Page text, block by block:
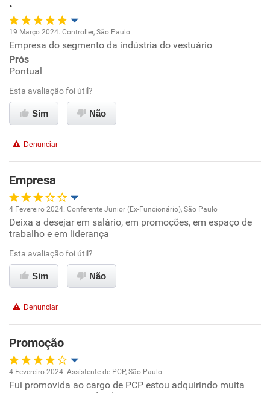
Não recomenda esta empresa
.
Oportunidade de promoção
Ambiente de trabalho
Conciliação com a vida familiar
19 Março 2024. Controller, São Paulo
Empresa do segmento da indústria do vestuário
Prós
Pontual
Esta avaliação foi útil?
Sim Não
Denunciar
Empresa
Oportunidade de promoção
Ambiente de trabalho
Conciliação com a vida familiar
Não recomenda esta empresa
Não recomenda a diretoria
4 Fevereiro 2024. Conferente Junior (Ex-Funcionário), São Paulo
Deixa a desejar em salário, em promoções, em espaço de
trabalho e em liderança
Esta avaliação foi útil?
Sim Não
Denunciar
Promoção
Oportunidade de promoção
4 Fevereiro 2024. Assistente de PCP, São Paulo
Fui promovida ao cargo de PCP estou adquirindo muita